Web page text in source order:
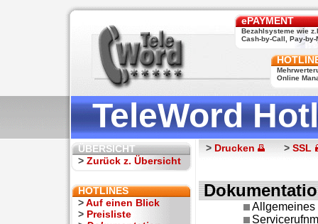
ePAYMENT
Bezahlsysteme wie
Cash-by-Call, Pay-by-
Online
TeleWord
ÜBERSICHT
> Zurück z. Übersicht
HOTLINES
>Auf einen Blick
> Preisliste
> Drucken > SSL
Allgemeines